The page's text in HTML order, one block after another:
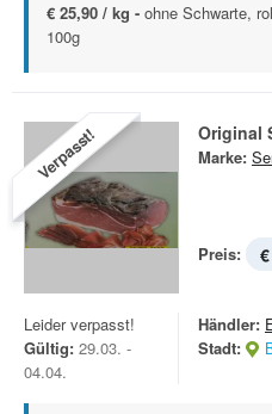
€ 25,90 / kg - ohne Schwarte,
100g
Verpasst! Original
Marke:
Preis:
Leider verpasst!
Gültig: 29.03. -
04.04.
Händler:
Stadt: